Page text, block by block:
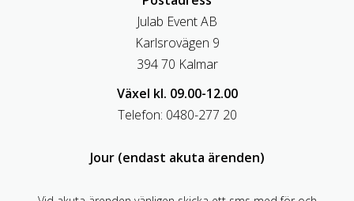
Julab Event AB
Karlsrovägen 9
394 70 Kalmar
Växel kl. 09.00-12.00
Telefon: 0480-277 20
Jour (endast akuta ärenden)